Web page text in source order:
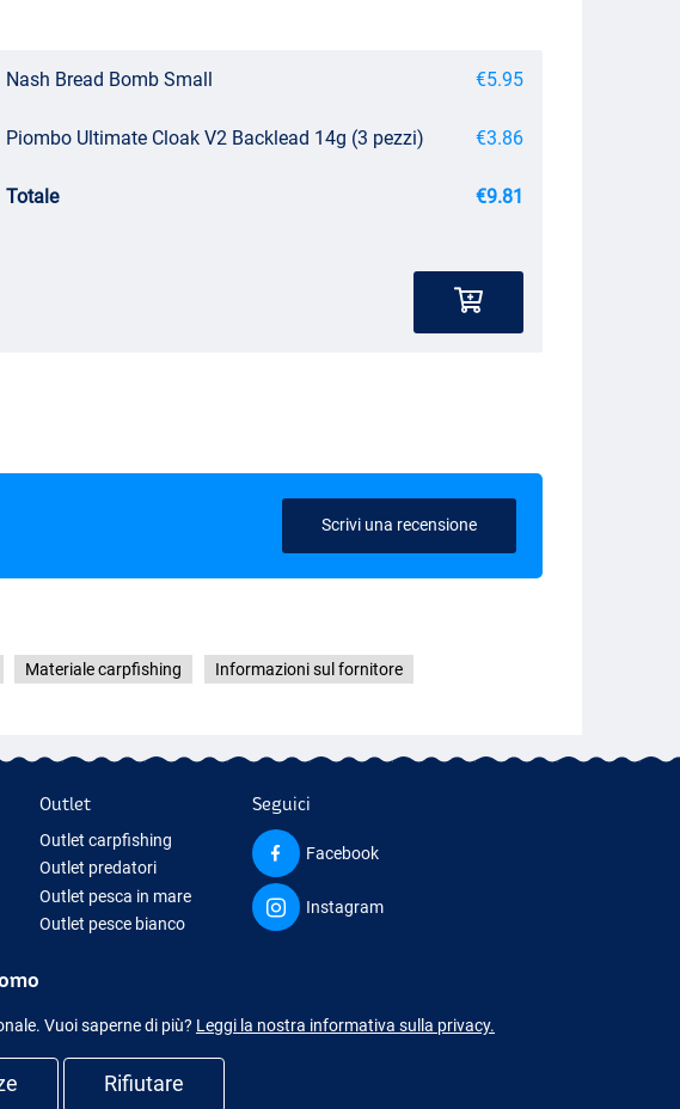
Nash Bread Bomb Small €5.95
Piombo Ultimate Cloak V2 Backlead 14g (3 pezzi) €3.86
Totale €9.81
Scrivi una recensione
Materiale carpfishing Informazioni sul fornitore
Outlet
Outlet carpfishing
Outlet predatori
Outlet pesca in mare
Outlet pesce bianco
Seguici
Facebook
Instagram
Vuoi saperne di più? Leggi la nostra informativa sulla privacy.
Rifiutare